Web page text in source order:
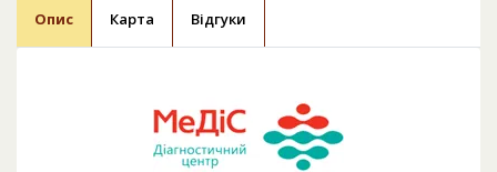
Опис Карта Відгуки